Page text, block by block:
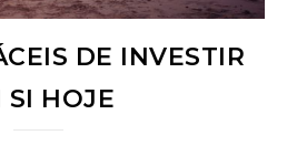
DE INVESTIR
SI HOJE